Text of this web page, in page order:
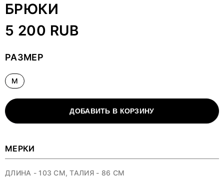
БРЮКИ
5 200 RUB
РАЗМЕР
M
ДОБАВИТЬ В КОРЗИНУ
МЕРКИ
ДЛИНА - 103 СМ, ТАЛИЯ - 86 СМ